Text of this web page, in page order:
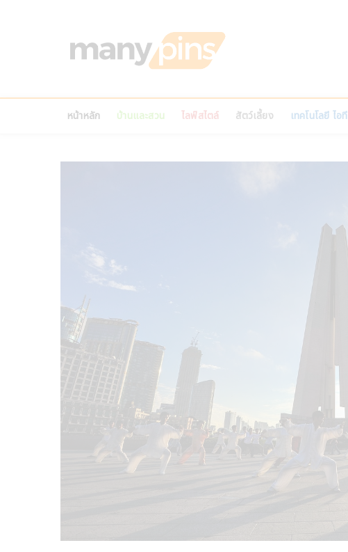
หน้าหลัก บ้านและสวน ไลฟ์สไตล์ สัตว์เลี้ยง เทคโนโลยี ไอที